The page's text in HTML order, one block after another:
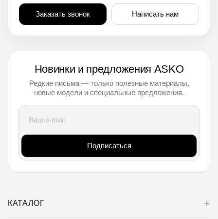
Заказать звонок Написать нам
Новинки и предложения ASKO
Редкие письма — только полезные материалы,
новые модели и специальные предложения.
Подписаться
КАТАЛОГ